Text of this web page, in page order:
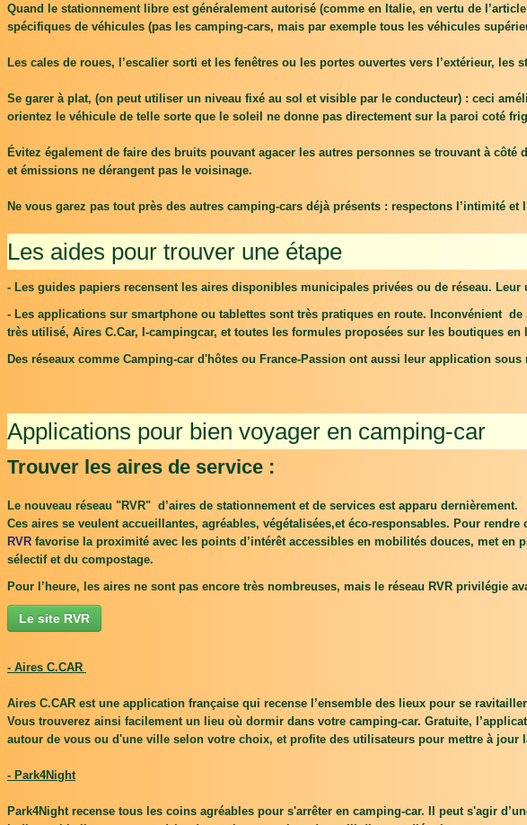
Quand le stationnement libre est généralement autorisé (comme en Italie, en vertu de
spécifiques de véhicules (pas les camping-cars, mais par exemple tous les véhicules
Les cales de roues, l’escalier sorti et les fenêtres ou les portes ouvertes vers l’extérieur,
Se garer à plat, (on peut utiliser un niveau fixé au sol et visible par le conducteur) : ceci
orientez le véhicule de telle sorte que le soleil ne donne pas directement sur la paroi coté
Évitez également de faire des bruits pouvant agacer les autres personnes se trouvant à
et émissions ne dérangent pas le voisinage.
Ne vous garez pas tout près des autres camping-cars déjà présents : respectons l’intimité et
Les aides pour trouver une étape
- Les guides papiers recensent les aires disponibles municipales privées ou de réseau.
- Les applications sur smartphone ou tablettes sont très pratiques en route. Inconvénient
très utilisé, Aires C.Car, I-campingcar, et toutes les formules proposées sur les boutiques en
Des réseaux comme Camping-car d'hôtes ou France-Passion ont aussi leur application
Applications pour bien voyager en camping-car
Trouver les aires de service :
Le nouveau réseau "RVR" d’aires de stationnement et de services est apparu dernièrement.
Ces aires se veulent accueillantes, agréables, végétalisées,et éco-responsables. Pour rendre
RVR favorise la proximité avec les points d’intérêt accessibles en mobilités douces, met en
sélectif et du compostage.
Pour l’heure, les aires ne sont pas encore très nombreuses, mais le réseau RVR privilégie
Le site RVR
- Aires C.CAR
Aires C.CAR est une application française qui recense l’ensemble des lieux pour se
Vous trouverez ainsi facilement un lieu où dormir dans votre camping-car. Gratuite,
autour de vous ou d'une ville selon votre choix, et profite des utilisateurs pour mettre à jour
- Park4Night
Park4Night recense tous les coins agréables pour s'arrêter en camping-car. Il peut s'agir